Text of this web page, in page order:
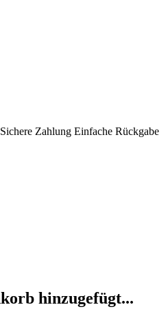
Sichere Zahlung Einfache Rückgabe
hinzugefügt...